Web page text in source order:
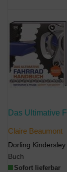
Claire Beaumont
Dorling
Buch
Sofort lieferbar